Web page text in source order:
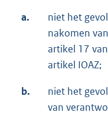
a.
niet het
nakomen
artikel 17
artikel IOAZ;
b.
niet het
van